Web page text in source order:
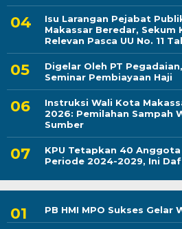
Isu Larangan Pejabat
Makassar Beredar, Sekum
Relevan Pasca UU No. 11
Digelar Oleh PT
Seminar Pembiayaan Haji
Instruksi Wali Kota
2026: Pemilahan Sampah
Sumber
KPU Tetapkan 40 Anggota
Periode 2024-2029, Ini
PB HMI MPO Sukses Gelar